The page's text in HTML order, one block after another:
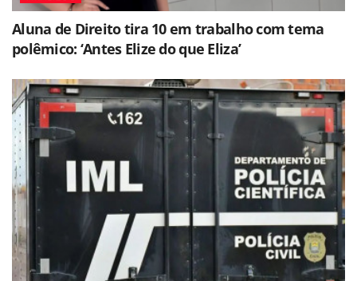
Aluna de Direito tira 10 em trabalho com tema
polêmico: ‘Antes Elize do que Eliza’